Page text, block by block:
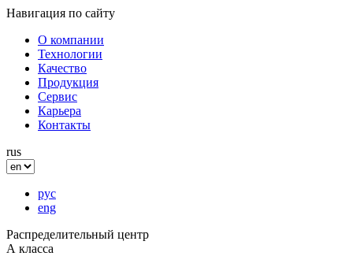
Навигация по сайту
О компании
Технологии
Качество
Продукция
Сервис
Карьера
Контакты
rus
рус
eng
Распределительный центр
А класса